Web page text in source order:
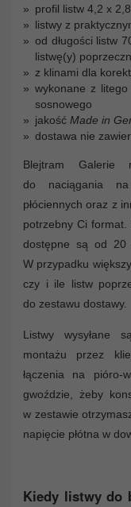
profil listw 4,2 x
listwy z
od długości listw
listwę(y)
z klinami dla
wykonane z
sosnowego
jakość Made in
dostawa nie
Blejtram Galerie
do naciągania
płóciennych oraz z
potrzebny Ci
dostępne są od 20
W przypadku
czy i ile listw
do zestawu dostawy.
Listwy wysyłane
montażu przez
łączenia na
gwoździe, żeby
w zestawie
napięcie płótna w
Kiedy listwy do